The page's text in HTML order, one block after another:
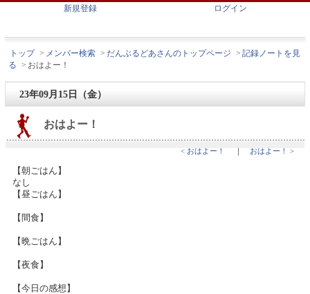
新規登録 ログイン
トップ > メンバー検索 > だんぶるどあさんのトップページ > 記録ノートを見
る > おはよー！
23年09月15日（金）
おはよー！
< おはよー！ ｜ おはよー！ >
【朝ごはん】
なし
【昼ごはん】
【間食】
【晩ごはん】
【夜食】
【今日の感想】